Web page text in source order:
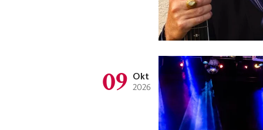
09 Okt
2026